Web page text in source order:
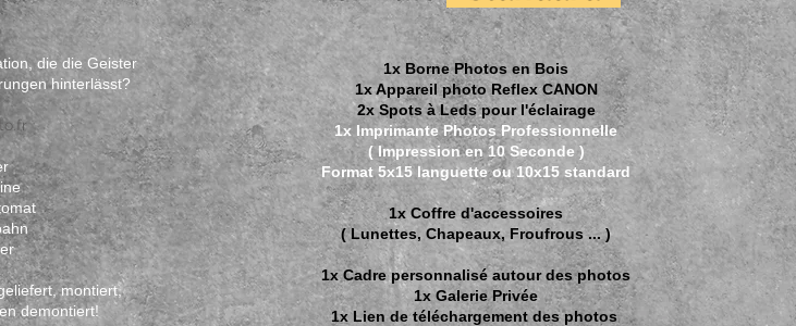
die die Geister
hinterlässt?
montiert,
demontiert!
1x Borne Photos en Bois
1x Appareil photo Reflex CANON
2x Spots à Leds pour l'éclairage
1x Imprimante Photos Professionnelle
( Impression en 10 Seconde )
Format 5x15 languette ou 10x15 standard
1x Coffre d'accessoires
( Lunettes, Chapeaux, Froufrous ... )
1x Cadre personnalisé autour des photos
1x Galerie Privée
1x Lien de téléchargement des photos